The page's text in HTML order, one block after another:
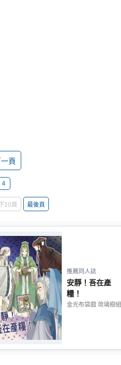
頁
4
下10頁 最後頁
推薦同人誌
安靜！吾在產
糧！
金光布袋戲 琉璃樹組